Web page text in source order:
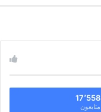
17٬558
متابعون